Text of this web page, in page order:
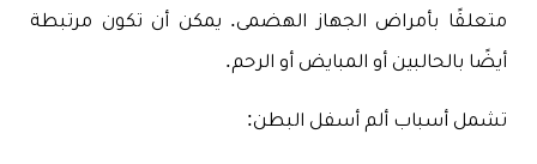
متعلقًا بأمراض الجهاز الهضمى. يمكن أن تكون مرتبطة
أيضًا بالحالبين أو المبايض أو الرحم.
تشمل أسباب ألم أسفل البطن: